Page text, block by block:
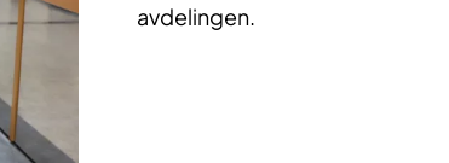
avdelingen.